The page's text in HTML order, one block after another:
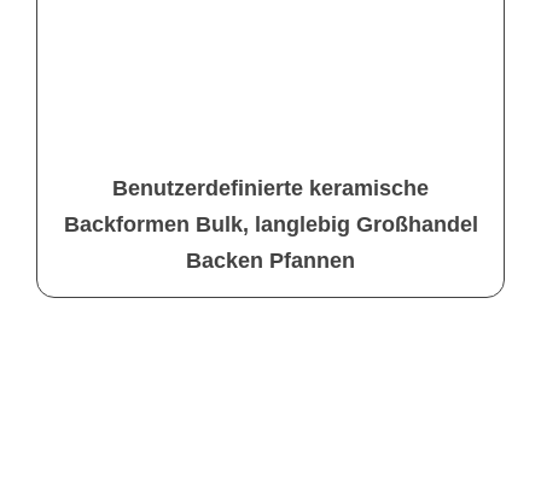
Benutzerdefinierte keramische
Backformen Bulk, langlebig Großhandel
Backen Pfannen